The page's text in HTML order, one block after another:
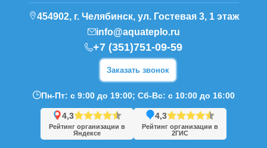
454902, г. Челябинск, ул. Гостевая 3, 1 этаж
info@aquateplo.ru
+7 (351)751-09-59
Заказать звонок
Пн-Пт: с 9:00 до 19:00; Сб-Вс: с 10:00 до 16:00
4,3
Рейтинг организации в
Яндексе
4,3
Рейтинг организации в
2ГИС